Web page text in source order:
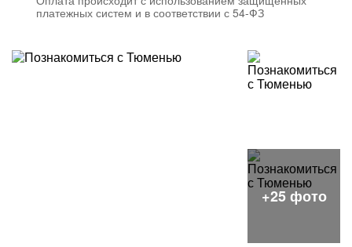
платежных систем и в соответствии с 54-ФЗ